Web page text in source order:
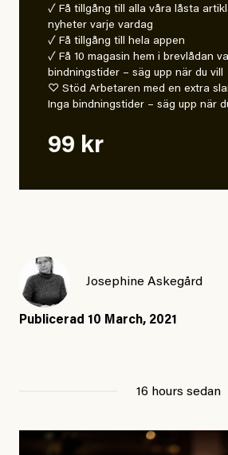
✓ Få tillgång till alla våra låsta
nyheter varje vardag
✓ Få tillgång till hela appen
✓ Få 10 magasin hem i brevlådan
bindningstider – säg upp när du vill
♡ Stöd Arbetaren med en extra
Inga bindningstider – säg upp när
99 kr
Josephine Askegård
Publicerad 10 March, 2021
16 hours sedan